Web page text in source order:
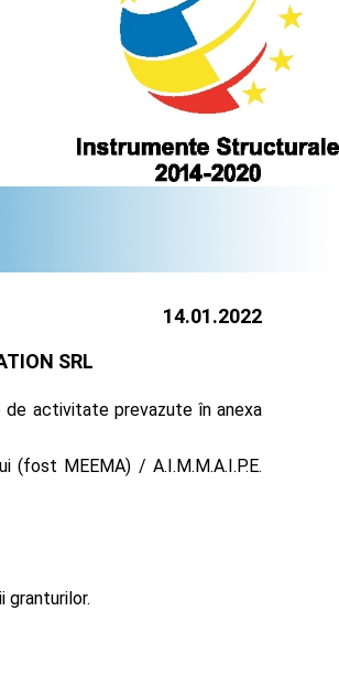
14.01.2022
SRL
de activitate prevazute în anexa
MEEMA) / A.I.M.M.A.I.P.E.
granturilor.